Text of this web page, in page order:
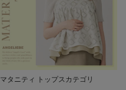
マタニティ トップスカテゴリ